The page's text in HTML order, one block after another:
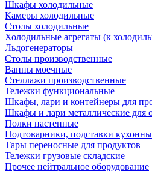
Шкафы холодильные
Камеры холодильные
Столы холодильные
Холодильные агрегаты (к
Льдогенераторы
Столы производственные
Ванны моечные
Стеллажи производственные
Тележки функциональные
Шкафы, лари и контейнеры для
Шкафы и лари металлические для
Полки настенные
Подтоварники, подставки
Тары переносные для продуктов
Тележки грузовые складские
Прочее нейтральное оборудование